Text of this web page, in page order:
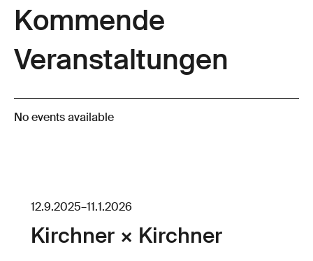
Kommende
Veranstaltungen
No events available
12.9.2025–11.1.2026
Kirchner × Kirchner